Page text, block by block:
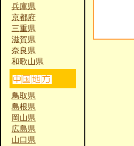
兵庫県
京都府
三重県
滋賀県
奈良県
和歌山県
鳥取県
島根県
岡山県
広島県
山口県